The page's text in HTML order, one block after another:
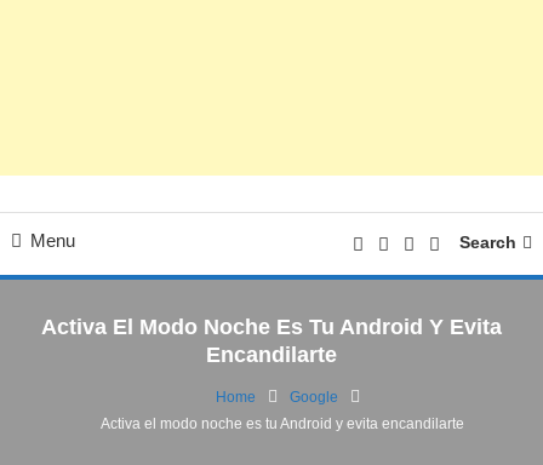
Menu Search
Activa El Modo Noche Es Tu Android Y Evita
Encandilarte
Home
Google
Activa el modo noche es tu Android y evita encandilarte
Google
Reseñas